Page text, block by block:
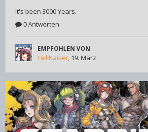
It's been 3000 Years.
0 Antworten
EMPFOHLEN VON
HellKaiser, 19. März